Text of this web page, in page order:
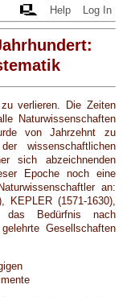
Help Log In
verlieren. Die Zeiten
Naturwissenschaften
von Jahrzehnt zu
wissenschaftlichen
sich abzeichnenden
Epoche noch eine
an:
KEPLER (1571-1630),
das Bedürfnis nach
Gesellschaften